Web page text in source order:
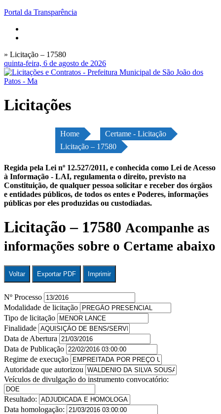
Portal da Transparência
» Licitação – 17580
quinta-feira, 6 de agosto de 2026
Licitações
Home
Certame - Licitação
Licitação – 17580
Regida pela Lei nº 12.527/2011, e conhecida como Lei de Acesso
à Informação - LAI, regulamenta o direito, previsto na
Constituição, de qualquer pessoa solicitar e receber dos órgãos
e entidades públicos, de todos os entes e Poderes, informações
públicas por eles produzidas ou custodiadas.
Licitação – 17580 Acompanhe as
informações sobre o Certame abaixo
Voltar Exportar PDF Imprimir
Nº Processo
Modalidade de licitação
Tipo de licitação
Finalidade
Data de Abertura
Data de Publicação
Regime de execução
Autoridade que autorizou
Veículos de divulgação do instrumento convocatório:
Resultado:
Data homologação: